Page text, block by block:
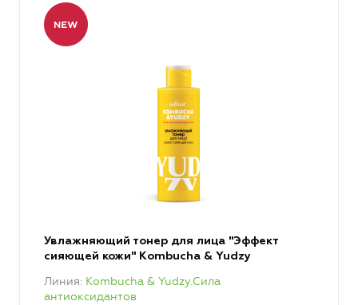
Увлажняющий тонер для лица "Эффект
сияющей кожи" Kombucha & Yudzy
Линия Kombucha & Yudzy.Сила
антиоксидантов